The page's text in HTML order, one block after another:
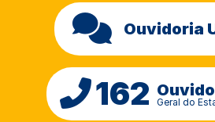
Ouvidoria
162 Geral do